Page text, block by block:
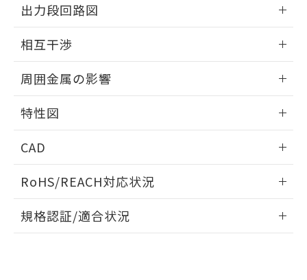
外形図
出力段回路図
出力段回路図
相互干渉
相互干渉
A: 200mm以上、B: 120mm以上
周囲金属の影響
周囲金属の影響
特性図
検出物体の大きさと材質による影響
CAD
ドすることができます。
ログイン/会員登録
RoHS/REACH対応状況
EU RoHS 注意事項・凡例
規格認証/適合状況
※当社の共同利用者とは、
の共同利用に関して"
の「1.共同利
指します。
EU RoHS指令（10物質）の非含有証明書
51物質の非含有証明書（当社基準）
※本証明書は発行日時点で非含有を証明す
るもので、過去に遡って非含有を証明する
また、RoHS指令のフタル酸エステル類４
物質の対応では、対応完了までの期間は出
荷製品に未対応品が混在することから備考
り、2022年1月12日より割愛しておりま
す。